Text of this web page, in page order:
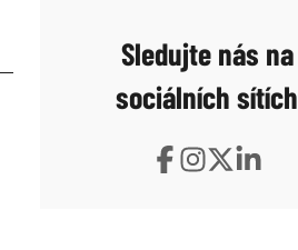
Sledujte nás na
sociálních sítích